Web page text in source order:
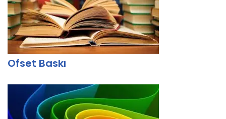
Ofset Baskı